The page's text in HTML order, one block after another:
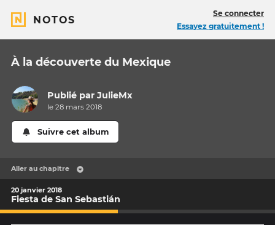
NOTOS
Se connecter
Essayez gratuitement !
À la découverte du Mexique
Publié parJulieMx
le 28 mars 2018
Suivre cet album
Aller au chapitre
20 janvier 2018
Fiesta de San Sebastián